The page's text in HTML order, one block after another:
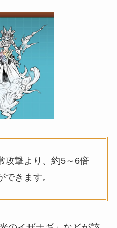
攻撃より、約5～6倍
きます。